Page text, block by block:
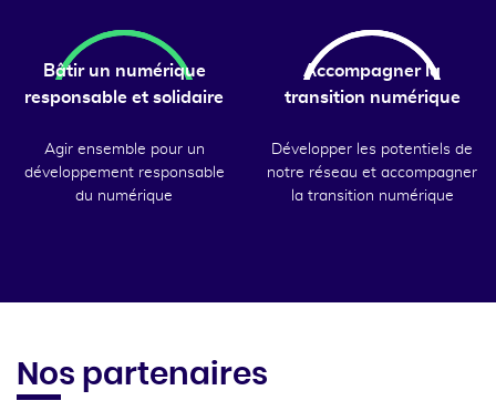
Bâtir un numérique
responsable et solidaire
Agir ensemble pour un
développement responsable
du numérique
Accompagner la
transition numérique
Développer les potentiels de
notre réseau et accompagner
la transition numérique
Nos partenaires